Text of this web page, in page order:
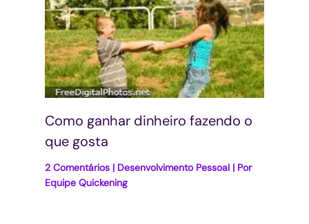
Como ganhar dinheiro fazendo o
que gosta
2 Comentários | Desenvolvimento Pessoal | Por
Equipe Quickening